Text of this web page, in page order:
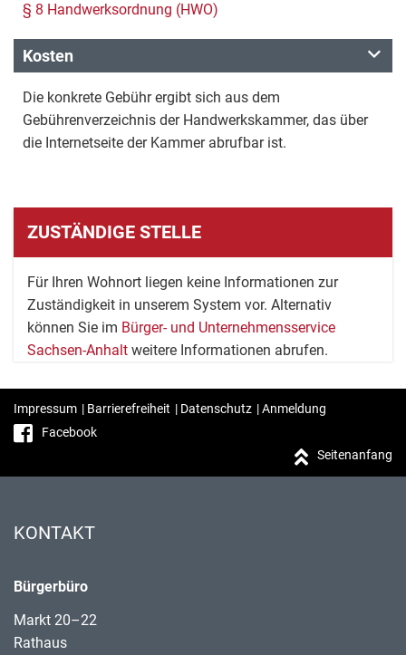
§ 8 Handwerksordnung (HWO)
Kosten
Die konkrete Gebühr ergibt sich aus dem
Gebührenverzeichnis der Handwerkskammer, das über
die Internetseite der Kammer abrufbar ist.
ZUSTÄNDIGE STELLE
Für Ihren Wohnort liegen keine Informationen zur
Zuständigkeit in unserem System vor. Alternativ
können Sie im Bürger- und Unternehmensservice
Sachsen-Anhalt weitere Informationen abrufen.
Impressum | Barrierefreiheit | Datenschutz |Anmeldung
Facebook
Seitenanfang
KONTAKT
Bürgerbüro
Markt 20–22
Rathaus